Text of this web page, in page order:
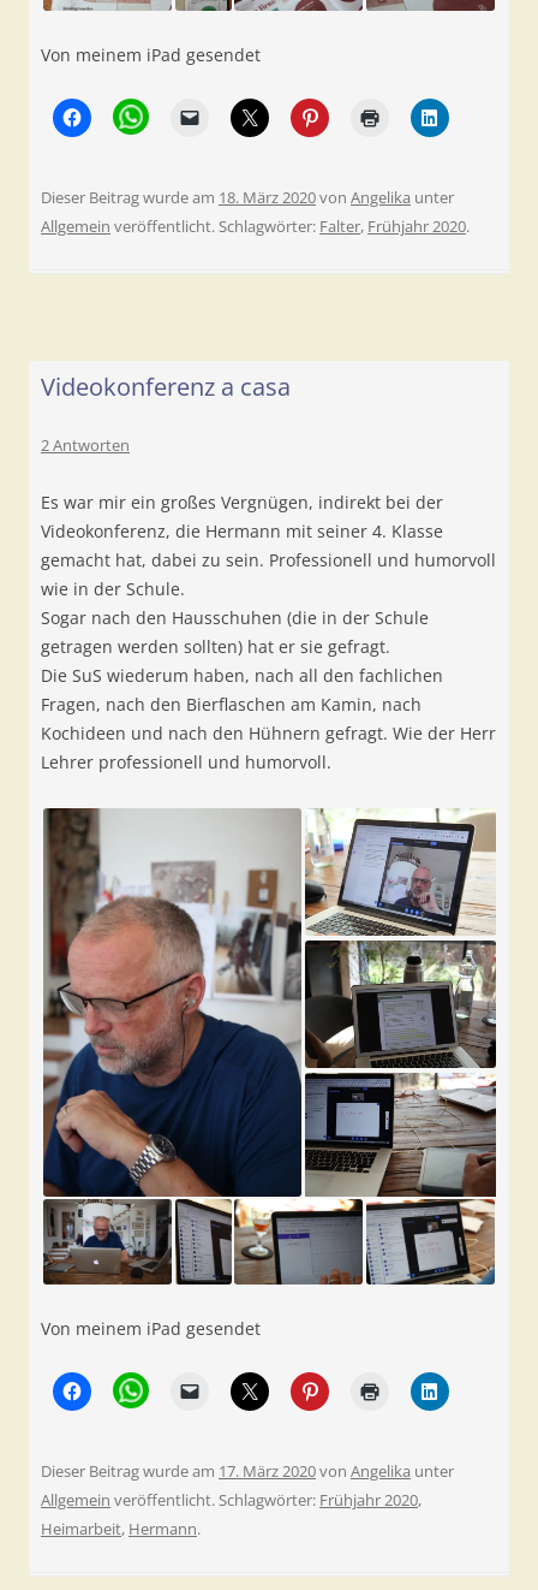
Von meinem iPad gesendet
Dieser Beitrag wurde am 18. März 2020von Angelika unter
Allgemein veröffentlicht. Schlagwörter: Falter, Frühjahr 2020.
Videokonferenz a casa
2 Antworten
Es war mir ein großes Vergnügen, indirekt bei der
Videokonferenz, die Hermann mit seiner 4. Klasse
gemacht hat, dabei zu sein. Professionell und humorvoll
wie in der Schule.
Sogar nach den Hausschuhen (die in der Schule
getragen werden sollten) hat er sie gefragt.
Die SuS wiederum haben, nach all den fachlichen
Fragen, nach den Bierflaschen am Kamin, nach
Kochideen und nach den Hühnern gefragt. Wie der Herr
Lehrer professionell und humorvoll.
Von meinem iPad gesendet
Dieser Beitrag wurde am 17. März 2020von Angelika unter
Allgemein veröffentlicht. Schlagwörter: Frühjahr 2020,
Heimarbeit, Hermann.